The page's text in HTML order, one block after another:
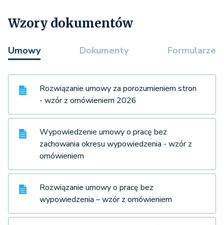
Wzory dokumentów
Umowy Dokumenty Formularze
Rozwiązanie umowy za porozumieniem stron
- wzór z omówieniem 2026
Wypowiedzenie umowy o pracę bez
zachowania okresu wypowiedzenia - wzór z
omówieniem
Rozwiązanie umowy o pracę bez
wypowiedzenia – wzór z omówieniem